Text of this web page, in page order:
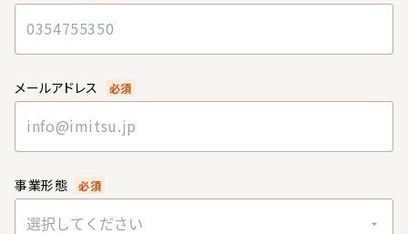
メールアドレス 必須
事業形態 必須
選択してください